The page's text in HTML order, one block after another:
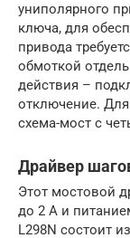
униполярного
ключа, для
привода
обмоткой
действия –
отключение.
схема-мост с
Драйвер
Этот мостовой
до 2 А и
L298N состоит